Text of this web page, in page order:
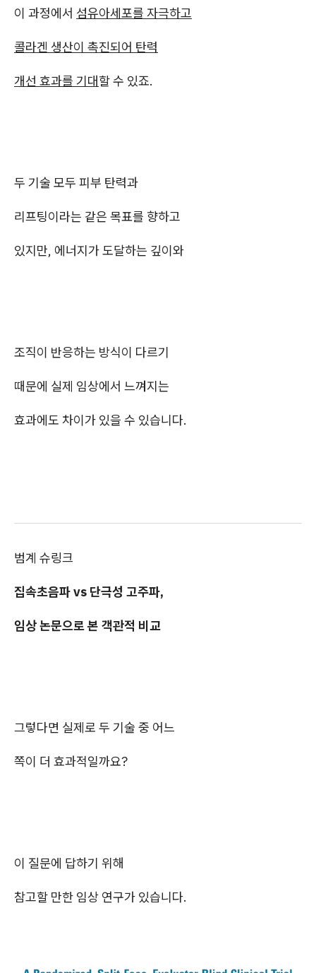
이 과정에서 섬유아세포를 자극하고
콜라겐 생산이 촉진되어 탄력
개선 효과를 기대할 수 있죠.
두 기술 모두 피부 탄력과
리프팅이라는 같은 목표를 향하고
있지만, 에너지가 도달하는 깊이와
조직이 반응하는 방식이 다르기
때문에 실제 임상에서 느껴지는
효과에도 차이가 있을 수 있습니다.
범계 슈링크
집속초음파 vs 단극성 고주파,
임상 논문으로 본 객관적 비교
그렇다면 실제로 두 기술 중 어느
쪽이 더 효과적일까요?
이 질문에 답하기 위해
참고할 만한 임상 연구가 있습니다.